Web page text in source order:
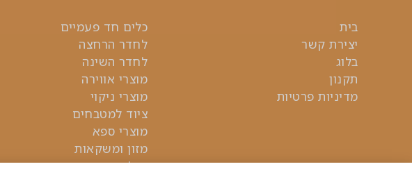
בית
יצירת קשר
בלוג
תקנון
מדיניות פרטיות
כלים חד פעמיים
לחדר הרחצה
לחדר השינה
מוצרי אווירה
מוצרי ניקוי
ציוד למטבחים
מוצרי ספא
מזון ומשקאות
ניילון